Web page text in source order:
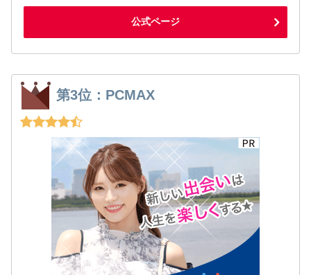
公式ページ
第3位：PCMAX